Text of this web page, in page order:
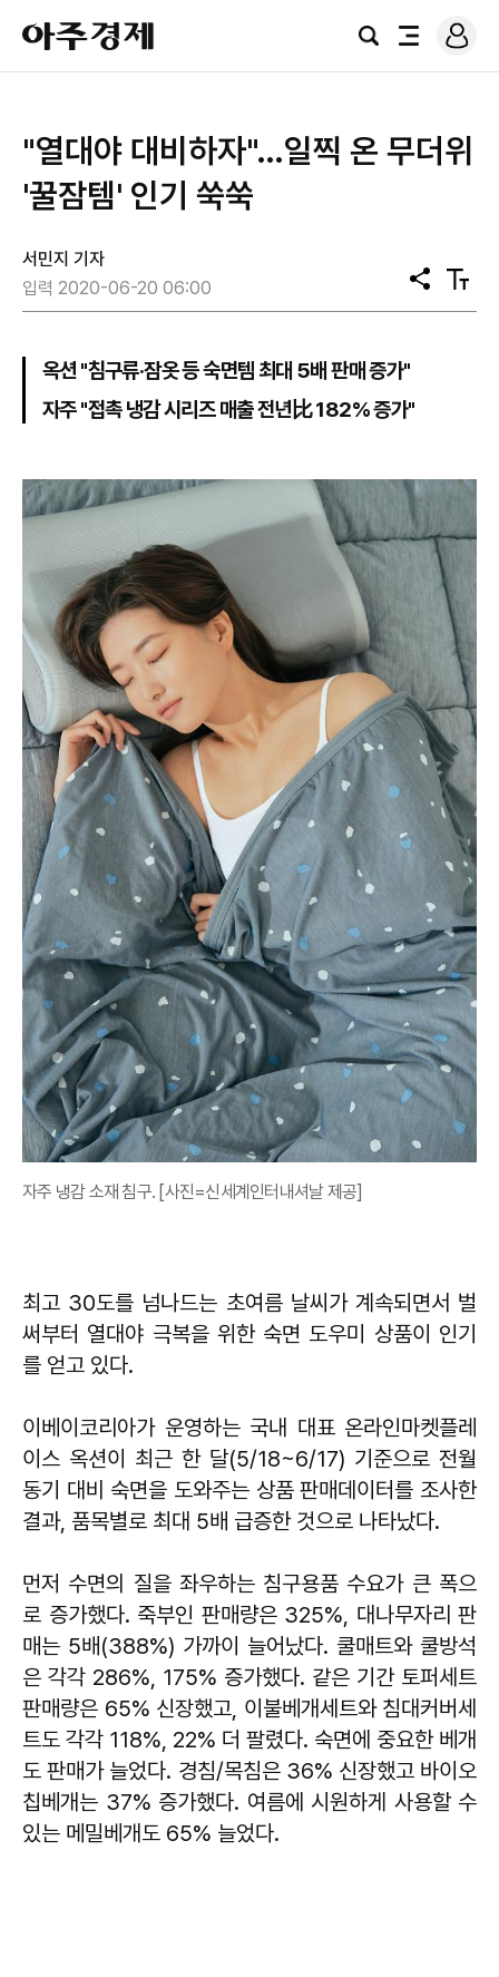
아
주
경
검
전
로
그
"열대야 대비하자"…일찍 온 무더위
'꿀잠템' 인기 쑥쑥
서민지 기자
입력 2020-06-20 06:00
공
유
텍
스
옥션 "침구류·잠옷 등 숙면템 최대 5배 판매 증가"
자주 "접촉 냉감 시리즈 매출 전년比 182% 증가"
자주 냉감 소재 침구. [사진=신세계인터내셔날 제공]
최고 30도를 넘나드는 초여름 날씨가 계속되면서 벌
써부터 열대야 극복을 위한 숙면 도우미 상품이 인기
를 얻고 있다.
이베이코리아가 운영하는 국내 대표 온라인마켓플레
이스 옥션이 최근 한 달(5/18~6/17) 기준으로 전월
동기 대비 숙면을 도와주는 상품 판매데이터를 조사한
결과, 품목별로 최대 5배 급증한 것으로 나타났다.
먼저 수면의 질을 좌우하는 침구용품 수요가 큰 폭으
로 증가했다. 죽부인 판매량은 325%, 대나무자리 판
매는 5배(388%) 가까이 늘어났다. 쿨매트와 쿨방석
은 각각 286%, 175% 증가했다. 같은 기간 토퍼세트
판매량은 65% 신장했고, 이불베개세트와 침대커버세
트도 각각 118%, 22% 더 팔렸다. 숙면에 중요한 베개
도 판매가 늘었다. 경침/목침은 36% 신장했고 바이오
칩베개는 37% 증가했다. 여름에 시원하게 사용할 수
있는 메밀베개도 65% 늘었다.